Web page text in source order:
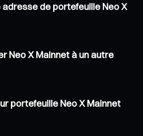
de portefeuille Neo X
Neo X Mainnet à un autre
portefeuille Neo X Mainnet